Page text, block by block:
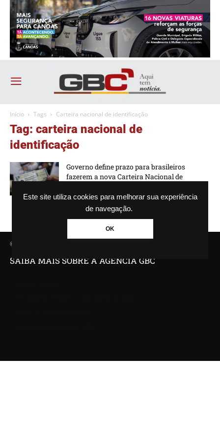
Este site utiliza cookies para melhorar sua experiência
de navegação.
OK
Início Tags Carteira nacional de identificação
Tag: carteira nacional de
identificação
Governo define prazo para brasileiros
fazerem a nova Carteira Nacional de
Guilherme Galhardo - 18/08/2025 - 14h16
© Agência GBC. Aqui tem notícia. Todos os direitos reservados.
SAIBA MAIS SOBRE A AGÊNCIA GBC